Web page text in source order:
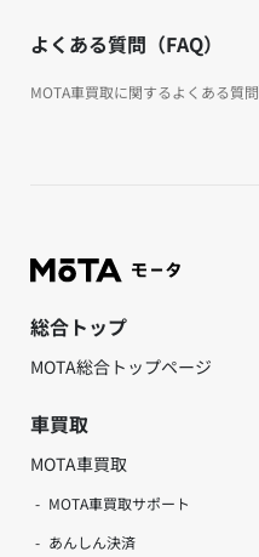
よくある質問（FAQ）
MOTA車買取に関するよくある質問
総合トップ
MOTA総合トップページ
車買取
MOTA車買取
MOTA車買取サポート
あんしん決済